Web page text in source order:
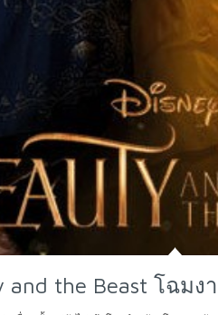
and the Beast โฉมง